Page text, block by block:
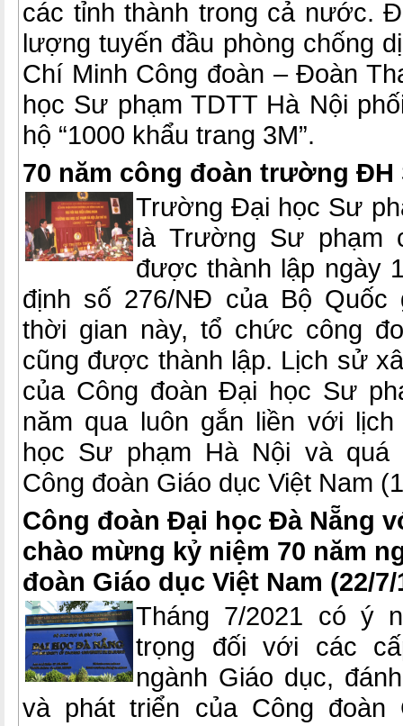
các tỉnh thành trong cả nước.
lượng tuyến đầu phòng chống
Chí Minh Công đoàn – Đoàn
học Sư phạm TDTT Hà Nội
hộ “1000 khẩu trang 3M”.
70 năm công đoàn trường ĐH
Trường Đại học Sư
là Trường Sư phạm
được thành lập ngày
định số 276/NĐ của Bộ Quốc
thời gian này, tổ chức công
cũng được thành lập. Lịch sử
của Công đoàn Đại học Sư
năm qua luôn gắn liền với
học Sư phạm Hà Nội và quá
Công đoàn Giáo dục Việt Nam
Công đoàn Đại học Đà Nẵng
chào mừng kỷ niệm 70 năm
đoàn Giáo dục Việt Nam (22/7/
Tháng 7/2021 có ý
trọng đối với các
ngành Giáo dục,
và phát triển của Công đoàn